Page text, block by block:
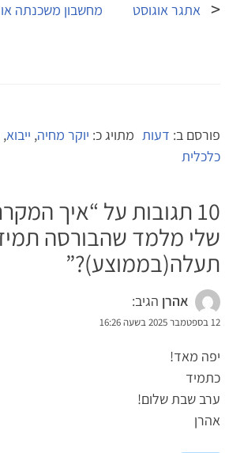
אתגר אוגוסט מחשבון משכנתה
פורסם ב: דעות מתויג כ: יוקר מחיה, ייבוא,
כלכלית
10 תגובות על “
איך
שלי מלמד שהבורסה
תעלה(בממוצע)?”
אהרן הגיב:
12 בספטמבר 2025 בשעה 16:26
יפה מאד!
כתמיד
ערב שבת שלום!
אהרן